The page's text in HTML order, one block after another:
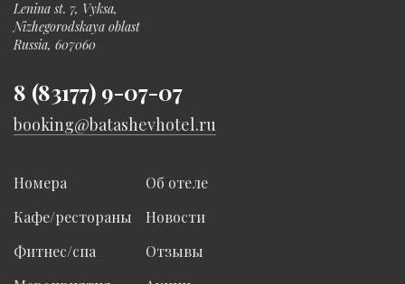
Lenina st. 7, Vyksa,
Nizhegorodskaya oblast
Russia, 607060
8 (83177) 9-07-07
booking@batashevhotel.ru
Номера
Кафе/рестораны
Фитнес/спа
Об отеле
Новости
Отзывы